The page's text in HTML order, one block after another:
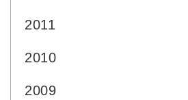
2011
2010
2009